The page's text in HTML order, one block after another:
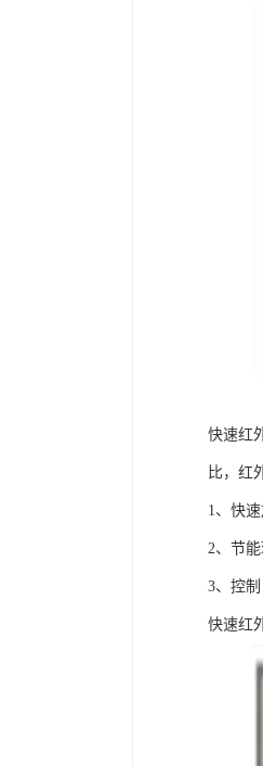
快速红
比，红
1、快
2、节
3、控
快速红